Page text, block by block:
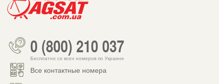
0 (800) 210 037
Бесплатно со всех номеров по Украине
Все контактные номера